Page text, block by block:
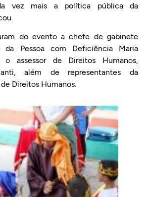
vez mais a política pública da
do evento a chefe de gabinete
Pessoa com Deficiência Maria
o assessor de Direitos Humanos,
além de representantes da
Direitos Humanos.